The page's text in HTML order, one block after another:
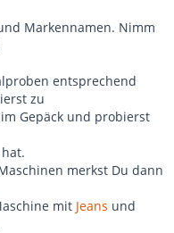
Markennamen. Nimm
entsprechend
zu
Gepäck und probierst
merkst Du dann
mit Jeans und